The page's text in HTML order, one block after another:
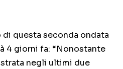
questa seconda ondata
4 giorni fa: “Nonostante
negli ultimi due